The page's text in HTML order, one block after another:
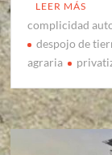
LEER MÁS
complicidad
despojo de
agraria